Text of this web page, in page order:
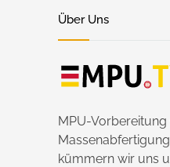
Über Uns
MPU-Vorbereitung
kümmern wir uns